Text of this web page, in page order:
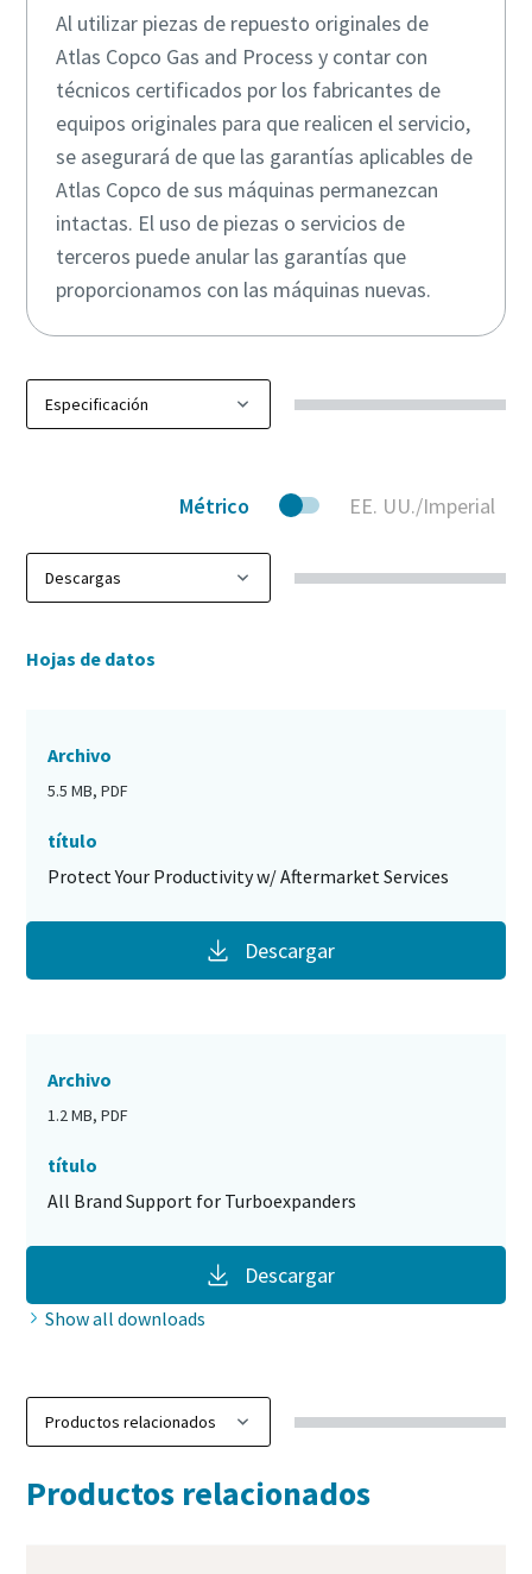
Al utilizar piezas de repuesto originales de
Atlas Copco Gas and Process y contar con
técnicos certificados por los fabricantes de
equipos originales para que realicen el servicio,
se asegurará de que las garantías aplicables de
Atlas Copco de sus máquinas permanezcan
intactas. El uso de piezas o servicios de
terceros puede anular las garantías que
proporcionamos con las máquinas nuevas.
Métrico EE. UU./Imperial
Hojas de datos
Archivo
5.5 MB, PDF
título
Protect Your Productivity w/ Aftermarket Services
Descargar
Archivo
1.2 MB, PDF
título
All Brand Support for Turboexpanders
Descargar
Show all downloads
Productos relacionados